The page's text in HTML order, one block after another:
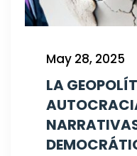
May 28, 2025
LA